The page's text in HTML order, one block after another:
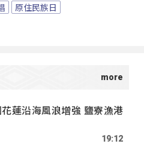
原住民族日
蓮沿海風浪增強 鹽寮漁港
19:12